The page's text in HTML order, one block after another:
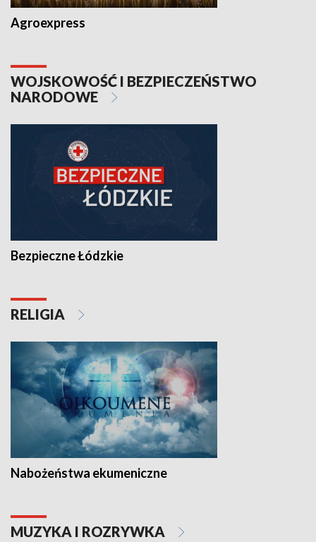
Agroexpress
WOJSKOWOŚĆ I BEZPIECZEŃSTWO
NARODOWE
Bezpieczne Łódzkie
RELIGIA
Nabożeństwa ekumeniczne
MUZYKA I ROZRYWKA